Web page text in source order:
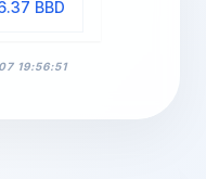
BBD
19:56:51